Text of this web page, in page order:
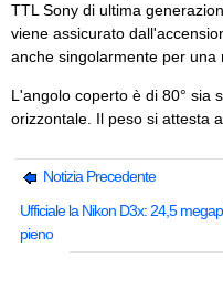
TTL Sony di ultima
viene assicurato
anche singolarmente per una
L'angolo coperto è di 80° sia
orizzontale. Il peso si attesta
Notizia Precedente
Ufficiale la Nikon D3x: 24,5
pieno